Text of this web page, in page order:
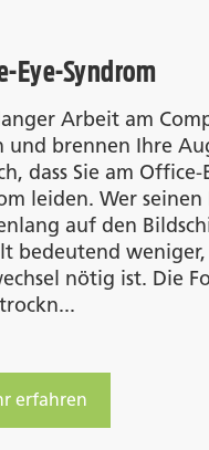
Eye-Syndrom
Arbeit am
und brennen Ihre
dass Sie am Office-
leiden. Wer seinen
auf den
bedeutend
nötig ist. Die
erfahren